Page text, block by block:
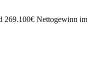
Nettogewinn